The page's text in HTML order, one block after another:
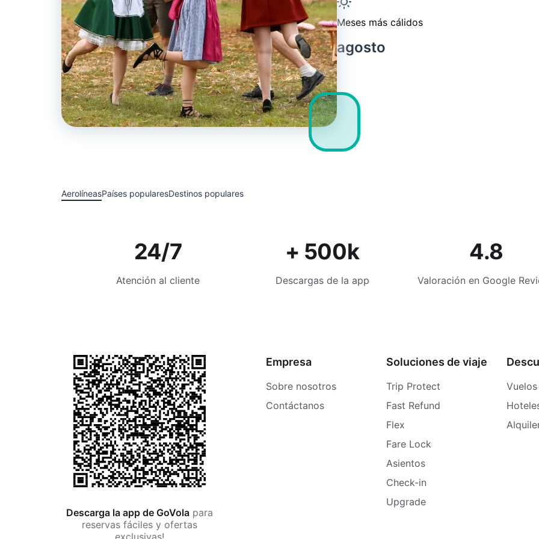
Meses más cálidos
agosto
AerolíneasPaíses popularesDestinos populares
24/7
Atención al cliente
+ 500k
Descargas de la app
4.8
Valoración en Google
Descarga la app de GoVola para
reservas fáciles y ofertas
exclusivas!
Empresa
Sobre nosotros
Contáctanos
Soluciones de viaje
Trip Protect
Fast Refund
Flex
Fare Lock
Asientos
Check-in
Upgrade
Vuelos